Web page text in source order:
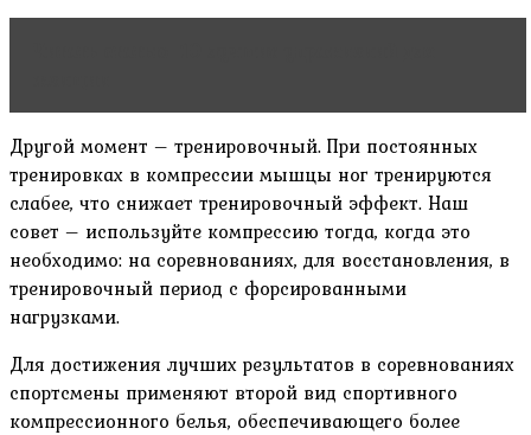
Другой момент – тренировочный. При постоянных
тренировках в компрессии мышцы ног тренируются
слабее, что снижает тренировочный эффект. Наш
совет – используйте компрессию тогда, когда это
необходимо: на соревнованиях, для восстановления, в
тренировочный период с форсированными
нагрузками.
Для достижения лучших результатов в соревнованиях
спортсмены применяют второй вид спортивного
компрессионного белья, обеспечивающего более